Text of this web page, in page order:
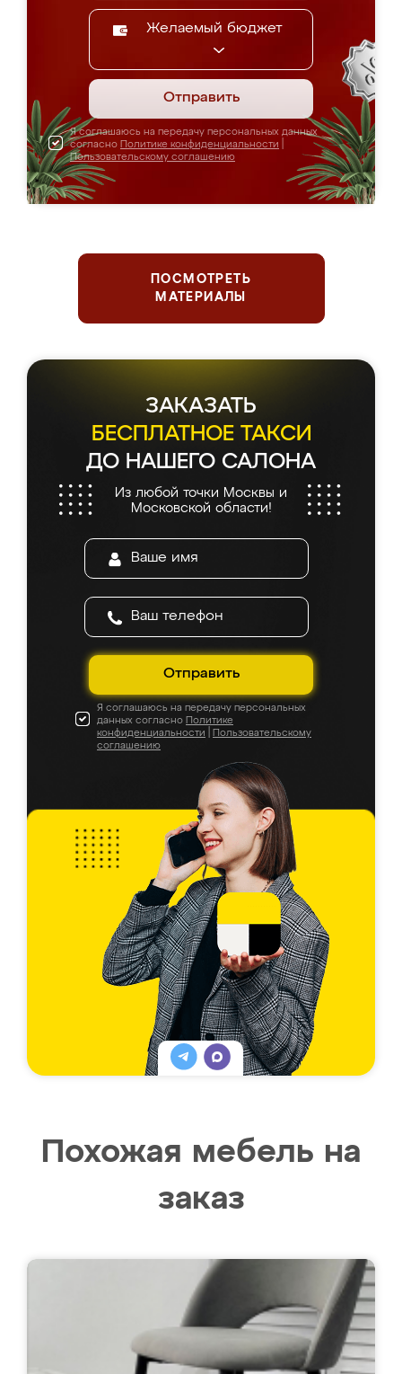
Желаемый бюджет
Отправить
Я соглашаюсь на передачу персональных данных
согласно Политике конфиденциальности
Пользовательскому соглашению
ПОСМОТРЕТЬ
МАТЕРИАЛЫ
ЗАКАЗАТЬ
БЕСПЛАТНОЕ ТАКСИ
ДО НАШЕГО САЛОНА
Из любой точки Москвы и
Московской области!
Отправить
Я соглашаюсь на передачу персональных
данных согласно Политике
конфиденциальности
Пользовательскому
соглашению
Похожая мебель на
заказ